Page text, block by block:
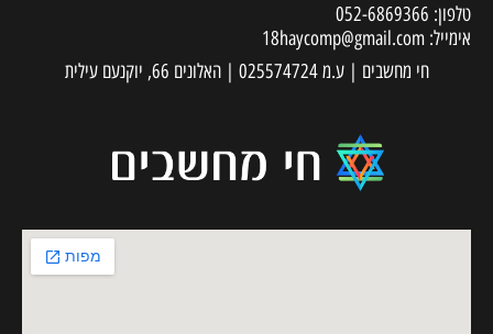
טלפון: 052-6869366
אימייל: 18haycomp@gmail.com
חי מחשבים | ע.מ 025574724 | האלונים 66, יוקנעם עילית